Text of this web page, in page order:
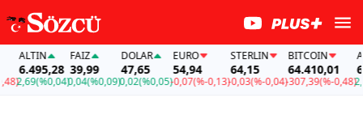
ALTIN
6.495,28
(%0,04)
FAİZ
39,99
0,04(%0,09)
DOLAR
47,65
0,02(%0,05)
EURO
54,94
-0,07(%-0,13)
STERLIN
64,15
-0,03(%-0,04)
BITCOIN
64.410,01
-307,39(%-0,48)2,69